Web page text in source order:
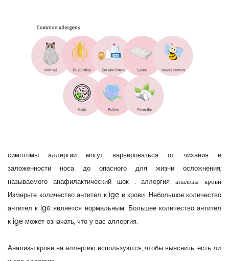
симптомы аллергии могут варьироваться от чихания и
заложенности носа до опасного для жизни осложнения,
называемого анафилактический шок. аллергия анализы крови
Измерьте количество антител к ige в крови. Небольшое количество
антител к ige является нормальным. Большее количество антител
к ige может означать, что у вас аллергия.
Анализы крови на аллергию используются, чтобы выяснить, есть ли